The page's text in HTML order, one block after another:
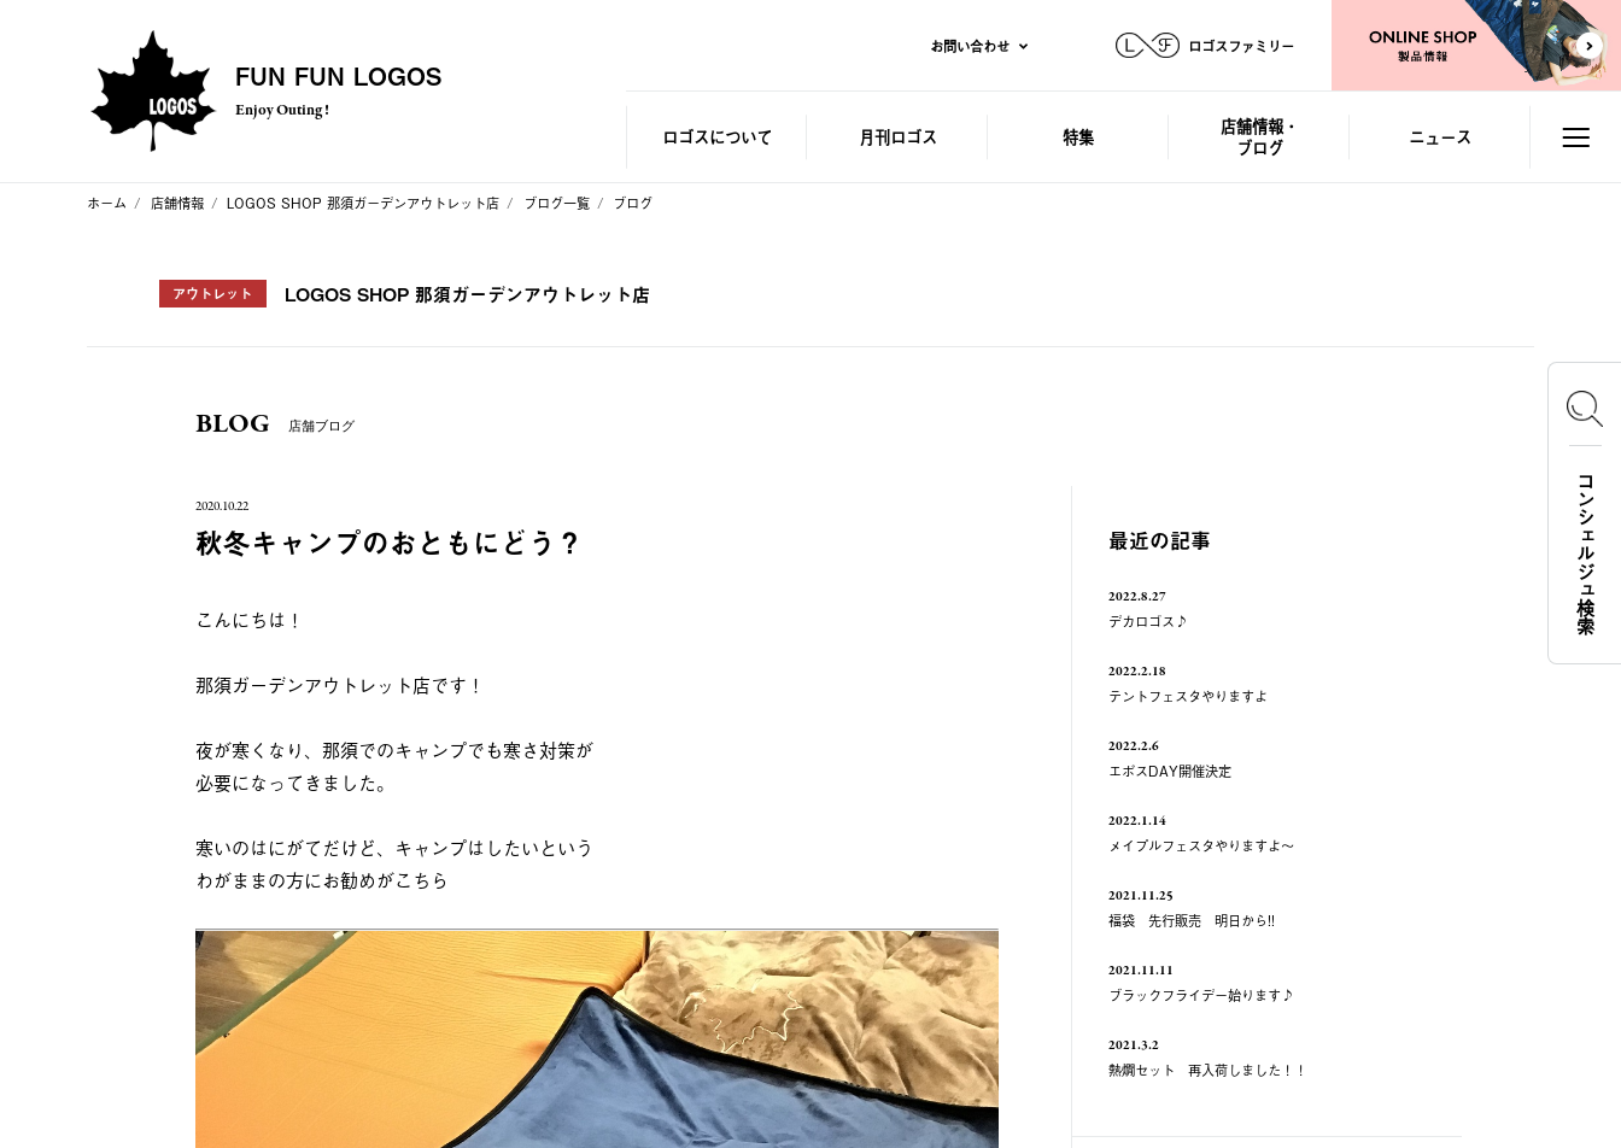
FUN FUN LOGOS
Enjoy Outing !
お問い合わせ ロゴスファミリー
ロゴスについて 月刊ロゴス 特集
店舗情報・
ブログ
ニュース
ホーム 店舗情報 LOGOS SHOP 那須ガーデンアウトレット店 ブログ一覧 ブログ
アウトレット LOGOS SHOP 那須ガーデンアウトレット店
BLOG 店舗ブログ
2020.10.22
秋冬キャンプのおともにどう？
こんにちは！
那須ガーデンアウトレット店です！
夜が寒くなり、那須でのキャンプでも寒さ対策が
必要になってきました。
寒いのはにがてだけど、キャンプはしたいという
わがままの方にお勧めがこちら
最近の記事
2022.8.27
デカロゴス♪
2022.2.18
テントフェスタやりますよ
2022.2.6
エポスDAY開催決定
2022.1.14
メイプルフェスタやりますよ～
2021.11.25
福袋 先行販売 明日から!!
2021.11.11
ブラックフライデー始ります♪
2021.3.2
熱燗セット 再入荷しました！！
コンシェルジュ検索